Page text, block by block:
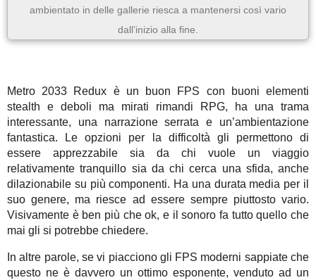
ambientato in delle gallerie riesca a mantenersi così vario
dall’inizio alla fine.
Metro 2033 Redux è un buon FPS con buoni elementi
stealth e deboli ma mirati rimandi RPG, ha una trama
interessante, una narrazione serrata e un’ambientazione
fantastica. Le opzioni per la difficoltà gli permettono di
essere apprezzabile sia da chi vuole un viaggio
relativamente tranquillo sia da chi cerca una sfida, anche
dilazionabile su più componenti. Ha una durata media per il
suo genere, ma riesce ad essere sempre piuttosto vario.
Visivamente è ben più che ok, e il sonoro fa tutto quello che
mai gli si potrebbe chiedere.
In altre parole, se vi piacciono gli FPS moderni sappiate che
questo ne è davvero un ottimo esponente, venduto ad un